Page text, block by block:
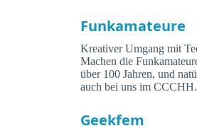
Funkamateure
Kreativer Umgang mit
Machen die
über 100 Jahren, und
auch bei uns im CCCHH.
Geekfem